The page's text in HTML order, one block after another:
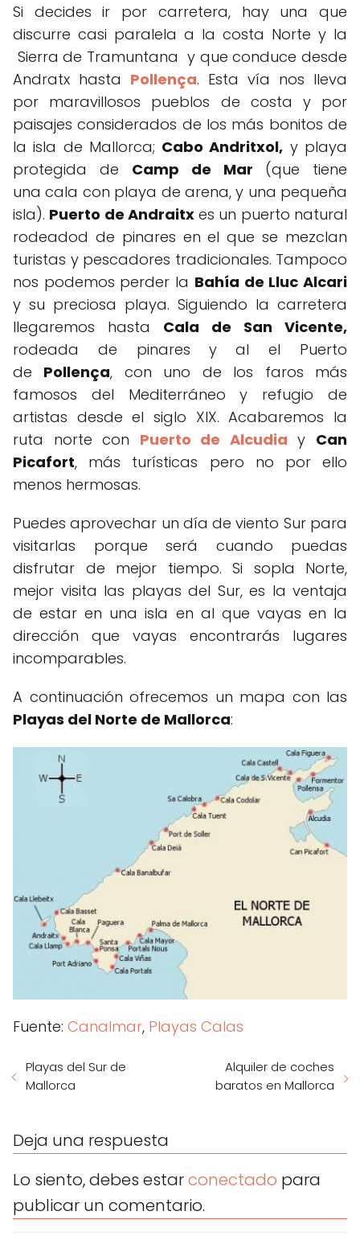
Si decides ir por carretera, hay una que
discurre casi paralela a la costa Norte y la
Sierra de Tramuntana y que conduce desde
Andratx hasta Pollença. Esta vía nos lleva
por maravillosos pueblos de costa y por
paisajes considerados de los más bonitos de
la isla de Mallorca; Cabo Andritxol, y playa
protegida de Camp de Mar (que tiene
una cala con playa de arena, y una pequeña
isla). Puerto de Andraitx es un puerto natural
rodeadod de pinares en el que se mezclan
turistas y pescadores tradicionales. Tampoco
nos podemos perder la Bahía de Lluc Alcari
y su preciosa playa. Siguiendo la carretera
llegaremos hasta Cala de San Vicente,
rodeada de pinares
y al el Puerto
de Pollença, con uno de los faros más
famosos del Mediterráneo y refugio de
artistas desde el siglo XIX. Acabaremos la
ruta norte con Puerto de Alcudia y Can
Picafort, más turísticas pero no por ello
menos hermosas.
Puedes aprovechar un día de viento Sur para
visitarlas porque será cuando puedas
disfrutar de mejor tiempo. Si sopla Norte,
mejor visita las playas del Sur, es la ventaja
de estar en una isla en al que vayas en la
dirección que vayas encontrarás lugares
incomparables.
A continuación ofrecemos un mapa con las
Playas del Norte de Mallorca:
Fuente: Canalmar, Playas Calas
Playas del Sur de
Mallorca
Alquiler de coches
baratos en Mallorca
Deja una respuesta
Lo siento, debes estarconectado para
publicar un comentario.